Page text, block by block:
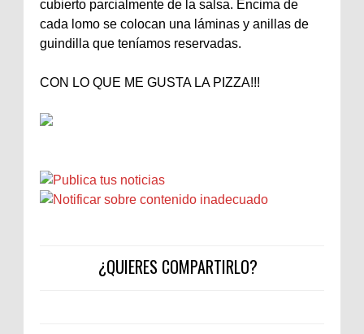
cubierto parcialmente de la salsa. Encima de
cada lomo se colocan una láminas y anillas de
guindilla que teníamos reservadas.
CON LO QUE ME GUSTA LA PIZZA!!!
¿QUIERES COMPARTIRLO?